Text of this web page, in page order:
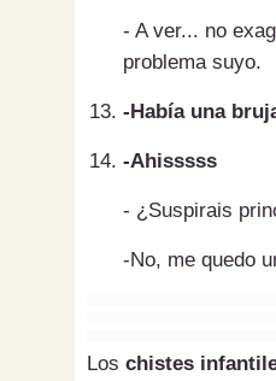
- A ver... no
problema suyo.
-Había una
-Ahisssss
- ¿Suspirais
-No, me quedo
Los chistes